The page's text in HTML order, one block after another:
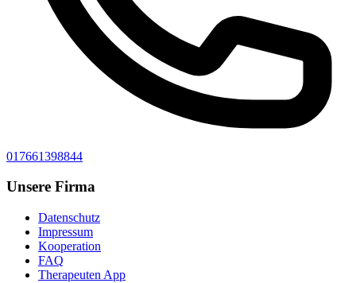
017661398844
Unsere Firma
Datenschutz
Impressum
Kooperation
FAQ
Therapeuten App